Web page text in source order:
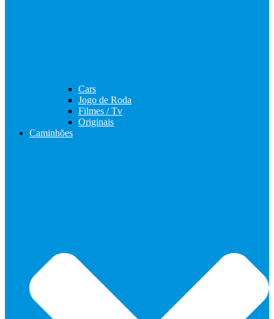
Cars
Jogo de Roda
Filmes / Tv
Originais
Caminhões